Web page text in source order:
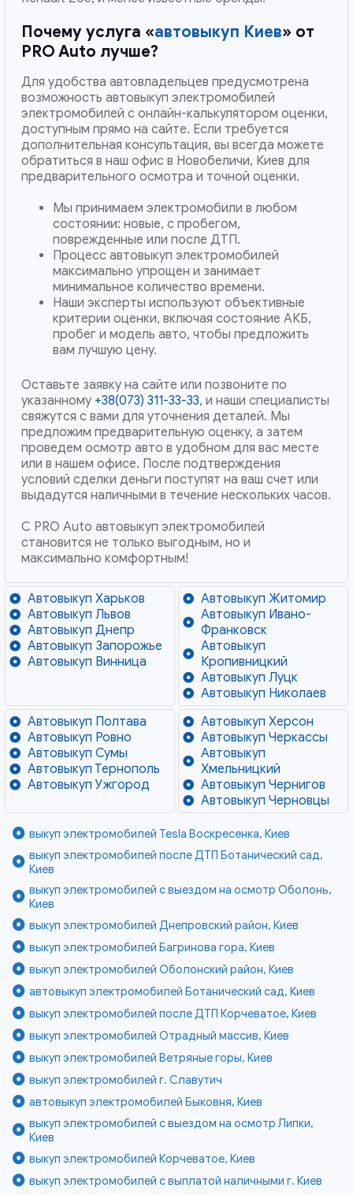
Почему услуга «автовыкуп Киев» от
PRO Auto лучше?
Для удобства автовладельцев предусмотрена
возможность автовыкуп электромобилей
электромобилей с онлайн-калькулятором оценки,
доступным прямо на сайте. Если требуется
дополнительная консультация, вы всегда можете
обратиться в наш офис в Новобеличи, Киев для
предварительного осмотра и точной оценки.
Мы принимаем электромобили в любом
состоянии: новые, с пробегом,
поврежденные или после ДТП.
Процесс автовыкуп электромобилей
максимально упрощен и занимает
минимальное количество времени.
Наши эксперты используют объективные
критерии оценки, включая состояние АКБ,
пробег и модель авто, чтобы предложить
вам лучшую цену.
Оставьте заявку на сайте или позвоните по
указанному +38(073) 311-33-33, и наши специалисты
свяжутся с вами для уточнения деталей. Мы
предложим предварительную оценку, а затем
проведем осмотр авто в удобном для вас месте
или в нашем офисе. После подтверждения
условий сделки деньги поступят на ваш счет или
выдадутся наличными в течение нескольких часов.
С PRO Auto автовыкуп электромобилей
становится не только выгодным, но и
максимально комфортным!
Автовыкуп Харьков
Автовыкуп Львов
Автовыкуп Днепр
Автовыкуп Запорожье
Автовыкуп Винница
Автовыкуп Житомир
Автовыкуп Ивано-
Франковск
Автовыкуп
Кропивницкий
Автовыкуп Луцк
Автовыкуп Николаев
Автовыкуп Полтава
Автовыкуп Ровно
Автовыкуп Сумы
Автовыкуп Тернополь
Автовыкуп Ужгород
Автовыкуп Херсон
Автовыкуп Черкассы
Автовыкуп
Хмельницкий
Автовыкуп Чернигов
Автовыкуп Черновцы
выкуп электромобилей Tesla Воскресенка, Киев
выкуп электромобилей после ДТП Ботанический сад,
Киев
выкуп электромобилей с выездом на осмотр Оболонь,
Киев
выкуп электромобилей Днепровский район, Киев
выкуп электромобилей Багринова гора, Киев
выкуп электромобилей Оболонский район, Киев
автовыкуп электромобилей Ботанический сад, Киев
выкуп электромобилей после ДТП Корчеватое, Киев
выкуп электромобилей Отрадный массив, Киев
выкуп электромобилей Ветряные горы, Киев
выкуп электромобилей г. Славутич
автовыкуп электромобилей Быковня, Киев
выкуп электромобилей с выездом на осмотр Липки,
Киев
выкуп электромобилей Корчеватое, Киев
выкуп электромобилей с выплатой наличными г. Киев